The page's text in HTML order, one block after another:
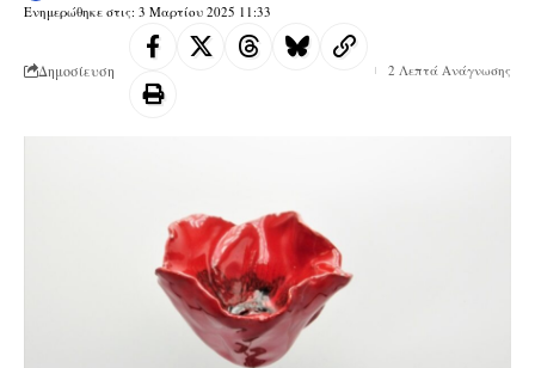
Ενημερώθηκε στις: 3 Μαρτίου 2025 11:33
Δημοσίευση 2 Λεπτά Ανάγνωσης